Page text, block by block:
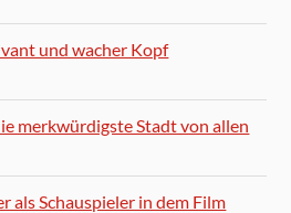
und wacher Kopf
merkwürdigste Stadt von allen
als Schauspieler in dem Film